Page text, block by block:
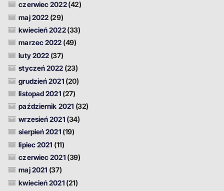
czerwiec 2022(42)
maj 2022 (29)
kwiecień 2022(33)
marzec 2022 (49)
luty 2022 (37)
styczeń 2022 (23)
grudzień 2021 (20)
listopad 2021 (27)
październik 2021 (32)
wrzesień 2021 (34)
sierpień 2021 (19)
lipiec 2021 (11)
czerwiec 2021 (39)
maj 2021 (37)
kwiecień 2021 (21)